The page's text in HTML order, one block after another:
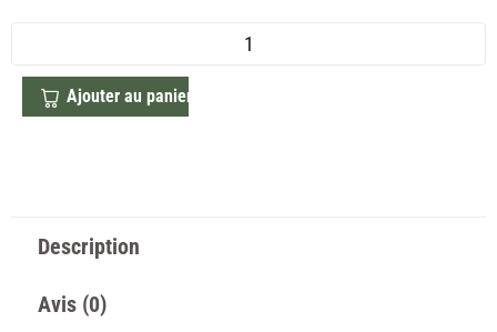
Ajouter au panier
Description
Avis (0)